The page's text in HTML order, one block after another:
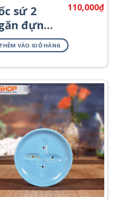
sứ 2
đựng
chải
02
110,000₫
THÊM VÀO GIỎ HÀNG